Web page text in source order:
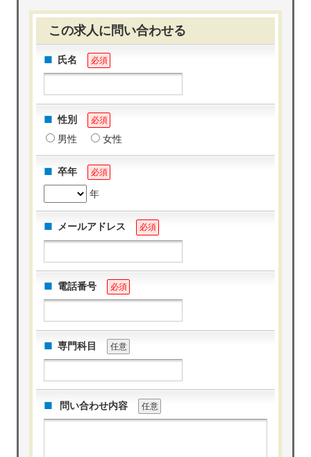
この求人に問い合わせる
氏名 必須
性別 必須
男性 女性
卒年 必須
年
メールアドレス 必須
電話番号 必須
専門科目 任意
問い合わせ内容 任意